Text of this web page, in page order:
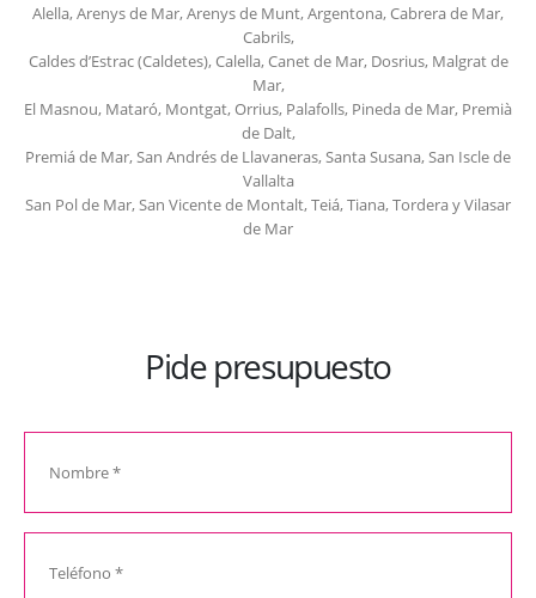
Alella, Arenys de Mar, Arenys de Munt, Argentona, Cabrera de Mar,
Cabrils,
Caldes d’Estrac (Caldetes), Calella, Canet de Mar, Dosrius, Malgrat de
Mar,
El Masnou, Mataró, Montgat, Orrius, Palafolls, Pineda de Mar, Premià
de Dalt,
Premiá de Mar, San Andrés de Llavaneras, Santa Susana, San Iscle de
Vallalta
San Pol de Mar, San Vicente de Montalt, Teiá, Tiana, Tordera y Vilasar
de Mar
Pide presupuesto